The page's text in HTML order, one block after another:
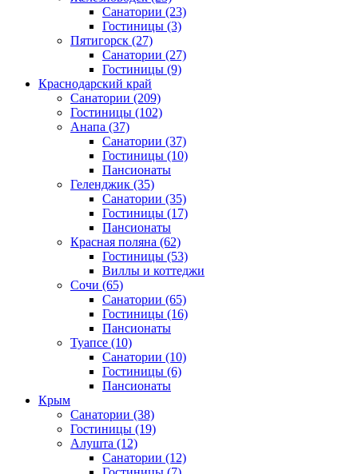
Санатории (23)
Гостиницы (3)
Пятигорск (27)
Санатории (27)
Гостиницы (9)
Краснодарский край
Санатории (209)
Гостиницы (102)
Анапа (37)
Санатории (37)
Гостиницы (10)
Пансионаты
Геленджик (35)
Санатории (35)
Гостиницы (17)
Пансионаты
Красная поляна (62)
Гостиницы (53)
Виллы и коттеджи
Сочи (65)
Санатории (65)
Гостиницы (16)
Пансионаты
Туапсе (10)
Санатории (10)
Гостиницы (6)
Пансионаты
Крым
Санатории (38)
Гостиницы (19)
Алушта (12)
Санатории (12)